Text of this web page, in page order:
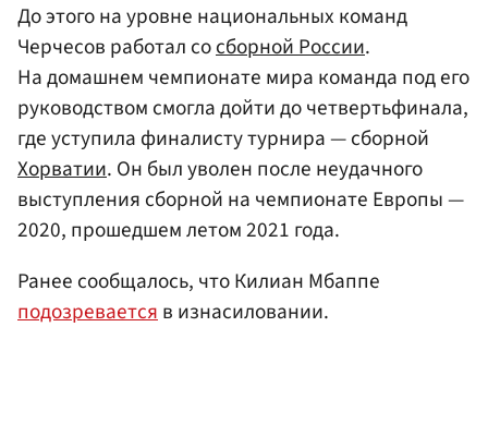
До этого на уровне национальных команд
Черчесов работал сосборной России.
На домашнем чемпионате мира команда под его
руководством смогла дойти до четвертьфинала,
где уступила финалисту турнира — сборной
Хорватии. Он был уволен после неудачного
выступления сборной на чемпионате Европы —
2020, прошедшем летом 2021 года.
Ранее сообщалось, что Килиан Мбаппе
подозреваетсяв изнасиловании.